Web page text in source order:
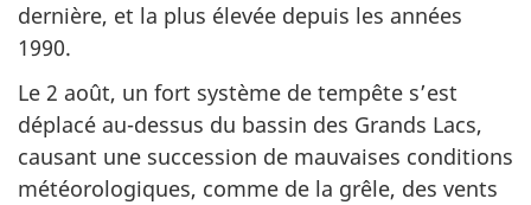
dernière, et la plus élevée depuis les années
1990.
Le 2 août, un fort système de tempête s’est
déplacé au-dessus du bassin des Grands Lacs,
causant une succession de mauvaises conditions
météorologiques, comme de la grêle, des vents